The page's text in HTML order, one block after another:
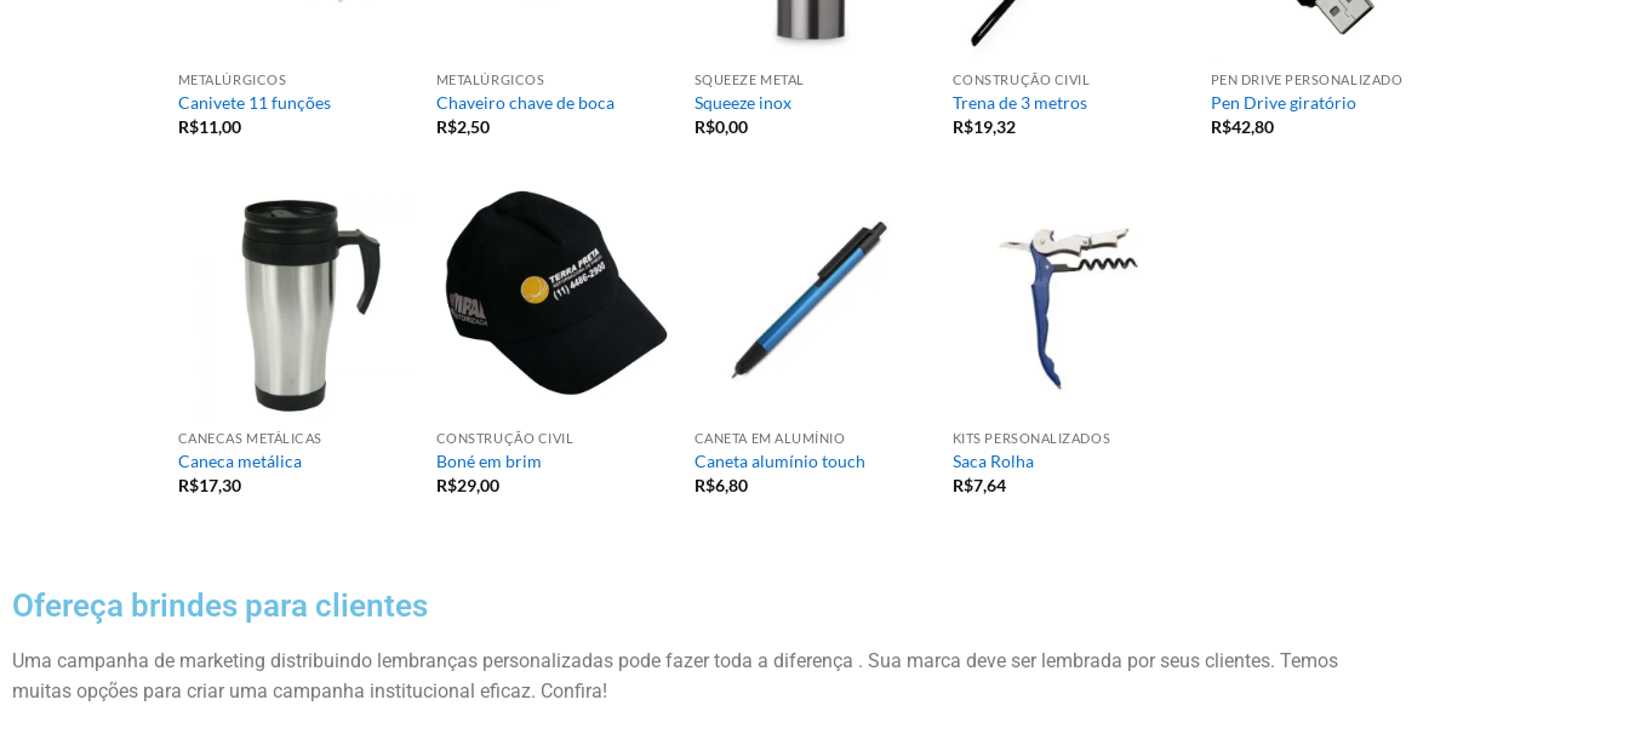
METALÚRGICOS
Canivete 11 funções
R$11,00
METALÚRGICOS
Chaveiro chave de boca
R$2,50
SQUEEZE METAL
Squeeze inox
R$0,00
CONSTRUÇÃO CIVIL
Trena de 3 metros
R$19,32
PEN DRIVE PERSONALIZADO
Pen Drive giratório
R$42,80
CANECAS METÁLICAS
Caneca metálica
R$17,30
CONSTRUÇÃO CIVIL
Boné em brim
R$29,00
CANETA EM ALUMÍNIO
Caneta alumínio touch
R$6,80
KITS PERSONALIZADOS
Saca Rolha
R$7,64
Ofereça brindes para clientes
Uma campanha de marketing distribuindo lembranças personalizadas pode fazer toda a diferença . Sua marca deve ser lembrada por seus clientes. Temos
muitas opções para criar uma campanha institucional eficaz. Confira!